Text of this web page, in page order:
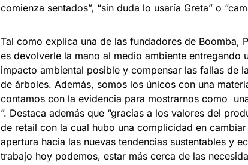
comienza sentados”, “sin duda lo usaría Greta” o
Tal como explica una de las fundadores de Boomba,
es devolverle la mano al medio ambiente entregando
impacto ambiental posible y compensar las fallas de
de árboles. Además, somos los únicos con una
contamos con la evidencia para mostrarnos como
”. Destaca además que “gracias a los valores del
de retail con la cual hubo una complicidad en
apertura hacia las nuevas tendencias sustentables y
trabajo hoy podemos, estar más cerca de las